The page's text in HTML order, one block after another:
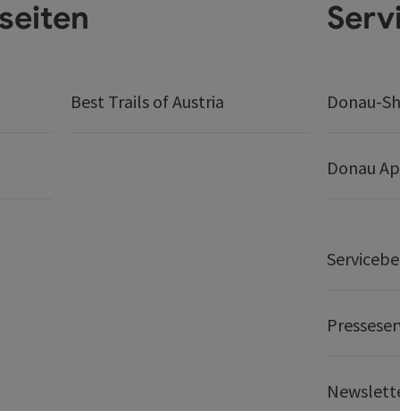
Best Trails of Austria Donau-
Donau